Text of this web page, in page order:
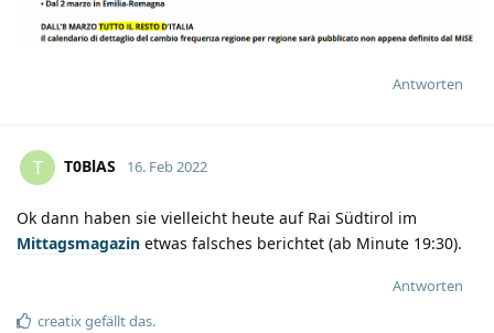
Antworten
T T0BlAS 16. Feb 2022
Ok dann haben sie vielleicht heute auf Rai Südtirol im
Mittagsmagazin etwas falsches berichtet (ab Minute 19:30).
Antworten
creatixgefällt das.